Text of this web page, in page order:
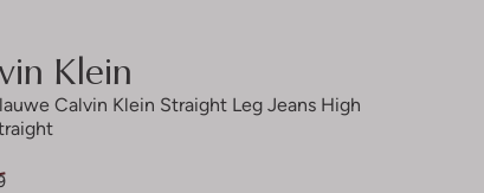
Klein
Calvin Klein Straight Leg Jeans High